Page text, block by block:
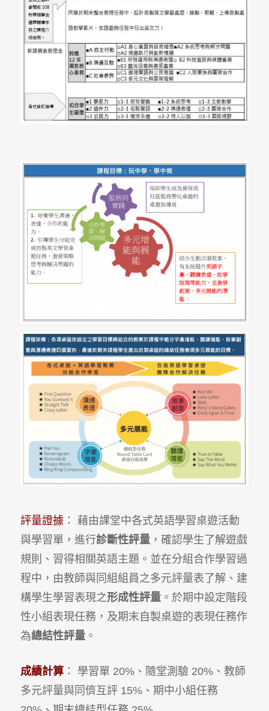
評量證據 ： 藉由課堂中各式英語學習桌遊活動
與學習單，進行診斷性評量，確認學生了解遊戲
規則、習得相關英語主題。並在分組合作學習過
程中，由教師與同組組員之多元評量表了解、建
構學生學習表現之形成性評量。於期中設定階段
性小組表現任務，及期末自製桌遊的表現任務作
為總結性評量。
成績計算： 學習單 20%、隨堂測驗 20%、教師
多元評量與同儕互評 15%、期中小組任務